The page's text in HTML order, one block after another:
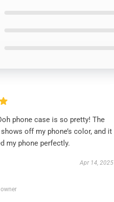
phone case is so pretty! The
off my phone’s color, and it
my phone perfectly.
Apr 14, 2025